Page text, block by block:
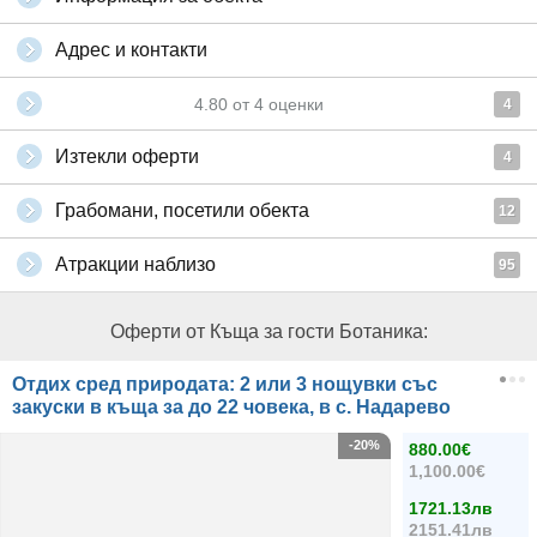
Адрес и контакти
4.80 от 4 оценки 4
Изтекли оферти 4
Грабомани, посетили обекта 12
Атракции наблизо 95
Оферти от Къща за гости Ботаника:
Отдих сред природата: 2 или 3 нощувки със
закуски в къща за до 22 човека, в с. Надарево
880.00€
1,100.00€
1721.13лв
2151.41лв
-20%